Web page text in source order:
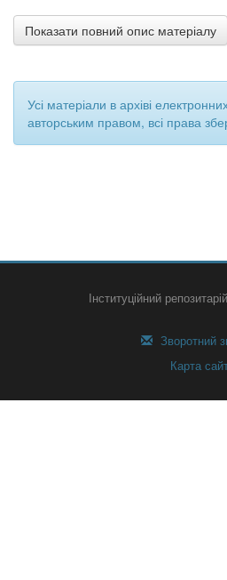
Показати повний опис матеріалу
Усі матеріали в архіві
авторським правом, всі права
Інституційний
Зворотний
Карта